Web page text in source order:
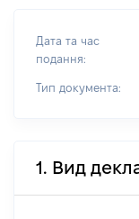
Дата та час
подання:
Тип документа:
1. Вид